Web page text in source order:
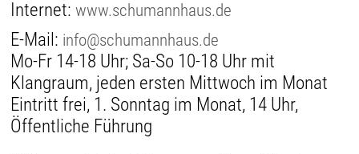
Internet:www.schumannhaus.de
E-Mail: info@schumannhaus.de
Mo-Fr 14-18 Uhr; Sa-So 10-18 Uhr mit
Klangraum, jeden ersten Mittwoch im Monat
Eintritt frei, 1. Sonntag im Monat, 14 Uhr,
Öffentliche Führung